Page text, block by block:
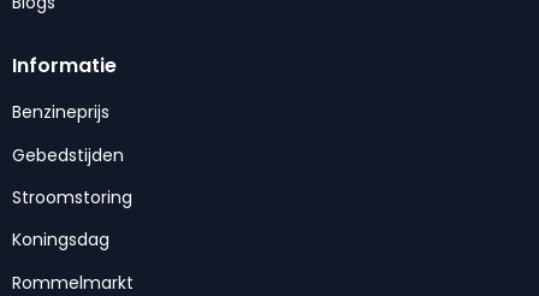
Informatie
Benzineprijs
Gebedstijden
Stroomstoring
Koningsdag
Rommelmarkt